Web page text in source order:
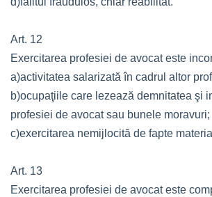
Art. 12
Exercitarea profesiei de avocat este
a)activitatea salarizată în cadrul altor
b)ocupaţiile care lezează demnitatea şi
profesiei de avocat sau bunele moravuri;
c)exercitarea nemijlocită de fapte
Art. 13
Exercitarea profesiei de avocat este